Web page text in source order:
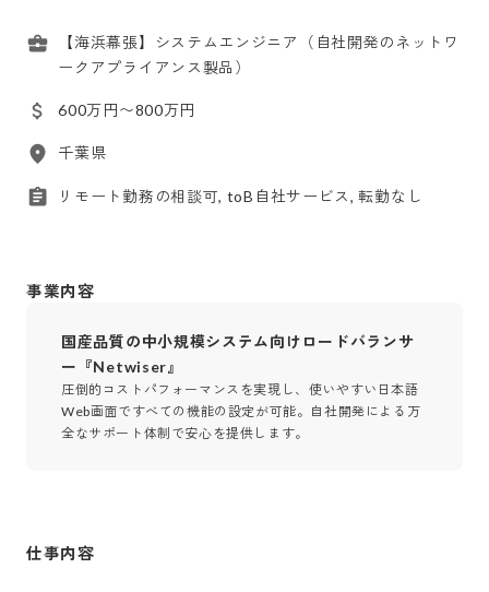
【海浜幕張】システムエンジニア（自社開発のネットワ
ークアプライアンス製品）
600万円〜800万円
千葉県
リモート勤務の相談可, toB自社サービス, 転勤なし
事業内容
国産品質の中小規模システム向けロードバランサ
ー『Netwiser』
圧倒的コストパフォーマンスを実現し、使いやすい日本語
Web画面ですべての機能の設定が可能。自社開発による万
全なサポート体制で安心を提供します。
仕事内容